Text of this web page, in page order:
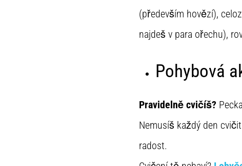
(především hovězí),
najdeš v para ořechu),
Pohybová
Pravidelně cvičíš?
Nemusíš každý den
radost.